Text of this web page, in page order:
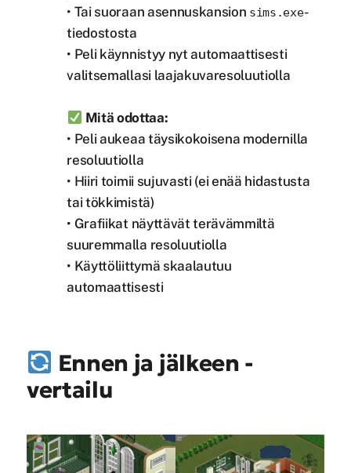
• Tai suoraan asennuskansion sims.exe-
tiedostosta
• Peli käynnistyy nyt automaattisesti
valitsemallasi laajakuvaresoluutiolla
Mitä odottaa:
• Peli aukeaa täysikokoisena modernilla
resoluutiolla
• Hiiri toimii sujuvasti (ei enää hidastusta
tai tökkimistä)
• Grafiikat näyttävät terävämmiltä
suuremmalla resoluutiolla
• Käyttöliittymä skaalautuu
automaattisesti
Ennen ja jälkeen -
vertailu